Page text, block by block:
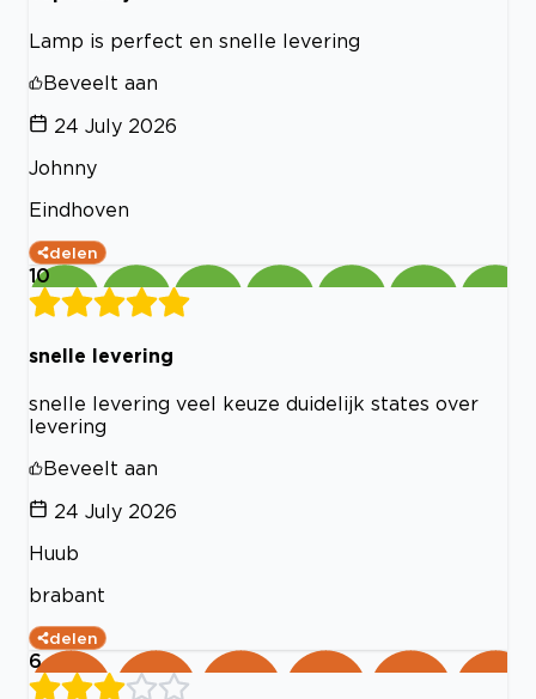
Lamp is perfect en snelle levering
Beveelt aan
24 July 2026
Johnny
Eindhoven
delen
10
snelle levering
snelle levering veel keuze duidelijk states over
levering
Beveelt aan
24 July 2026
Huub
brabant
delen
6